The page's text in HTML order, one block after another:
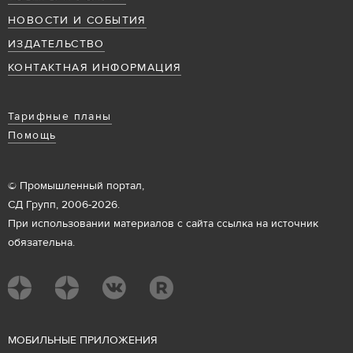
НОВОСТИ И СОБЫТИЯ
ИЗДАТЕЛЬСТВО
КОНТАКТНАЯ ИНФОРМАЦИЯ
Тарифные планы
Помощь
© Промышленный портал,
СД Групп, 2006-2026.
При использовании материалов с сайта ссылка на источник
обязательна.
МОБИЛЬНЫЕ ПРИЛОЖЕНИЯ